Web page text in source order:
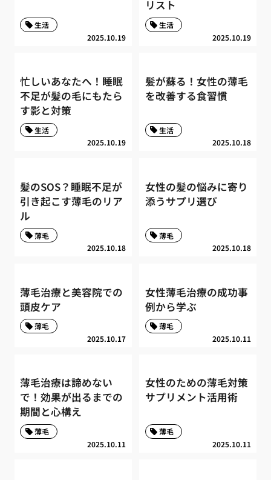
2025.10.19
生活
リスト
2025.10.19
生活
忙しいあなたへ！睡眠
不足が髪の毛にもたら
す影と対策
2025.10.19
生活
髪が蘇る！女性の薄毛
を改善する食習慣
2025.10.18
生活
髪のSOS？睡眠不足が
引き起こす薄毛のリア
ル
2025.10.18
薄毛
女性の髪の悩みに寄り
添うサプリ選び
2025.10.18
薄毛
薄毛治療と美容院での
頭皮ケア
2025.10.17
薄毛
女性薄毛治療の成功事
例から学ぶ
2025.10.11
薄毛
薄毛治療は諦めない
で！効果が出るまでの
期間と心構え
2025.10.11
薄毛
女性のための薄毛対策
サプリメント活用術
2025.10.11
薄毛